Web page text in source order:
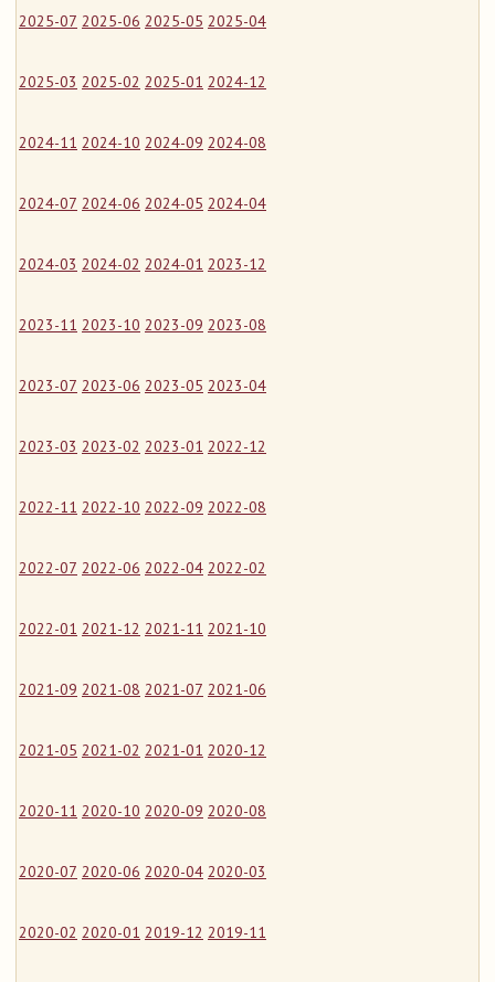
2025-07 2025-06 2025-05 2025-04
2025-03 2025-02 2025-01 2024-12
2024-11 2024-10 2024-09 2024-08
2024-07 2024-06 2024-05 2024-04
2024-03 2024-02 2024-01 2023-12
2023-11 2023-10 2023-09 2023-08
2023-07 2023-06 2023-05 2023-04
2023-03 2023-02 2023-01 2022-12
2022-11 2022-10 2022-09 2022-08
2022-07 2022-06 2022-04 2022-02
2022-01 2021-12 2021-11 2021-10
2021-09 2021-08 2021-07 2021-06
2021-05 2021-02 2021-01 2020-12
2020-11 2020-10 2020-09 2020-08
2020-07 2020-06 2020-04 2020-03
2020-02 2020-01 2019-12 2019-11